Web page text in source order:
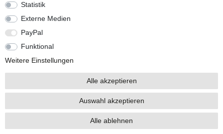
Weitere Informationen finden Sie auf unseren Ratgeber Seiten:
Zum Regenwasserpumpe Ratgeber.
Alle Preise inkl. 19% Mehrwertsteuer.
* Die verkauften Stückzahlen beziehen sich auf Verkäufe in unseren Shops und
Marktplätzen.
Statistik
Externe Medien
PayPal
Funktional
Weitere Einstellungen
Alle akzeptieren
Auswahl akzeptieren
Alle ablehnen